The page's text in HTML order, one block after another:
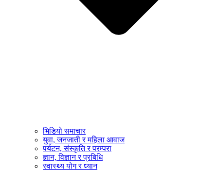
भिडियो समाचार
युवा, जनजाती र महिला आवाज
पर्यटन, संस्कृति र परम्परा
ज्ञान, विज्ञान र प्रबिधि
स्वास्थ्य योग र ध्यान